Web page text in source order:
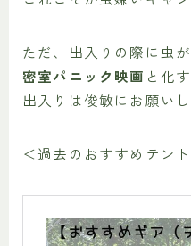
ただ、出入りの際に虫
密室パニック映画 と化
出入りは俊敏にお願い
＜過去のおすすめテン